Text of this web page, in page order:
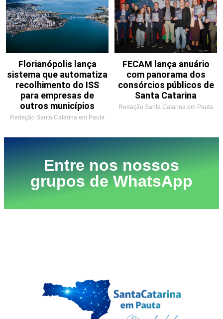
Florianópolis lança
sistema que automatiza
recolhimento do ISS
para empresas de
outros municípios
Redação Santa Catarina em Pauta
FECAM lança anuário
com panorama dos
consórcios públicos de
Santa Catarina
Redação Santa Catarina em Pauta
Entre nos nossos
grupos de WhatsApp